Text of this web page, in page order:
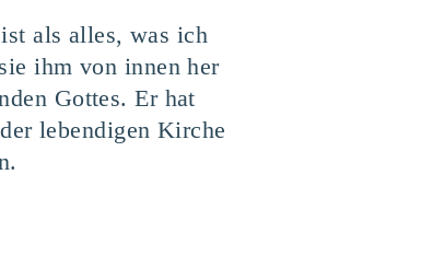
als alles, was ich
ihm von innen her
Gottes. Er hat
lebendigen Kirche